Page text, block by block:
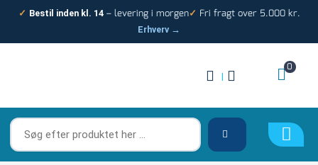
✓ Bestil inden kl. 14– levering i morgen✓ Fri fragt over 5.000 kr.
Erhverv →
|
0
Søg
efter
produktet